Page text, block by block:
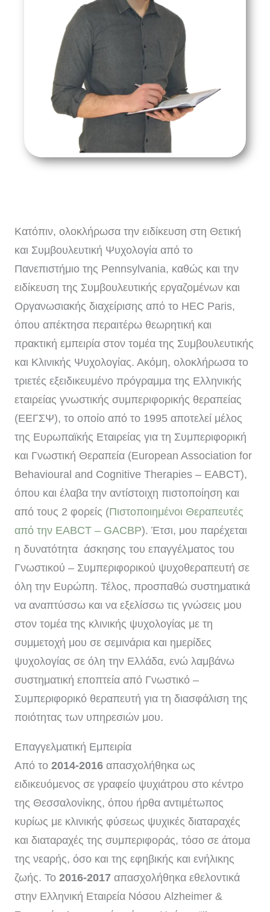
Κατόπιν, ολοκλήρωσα την ειδίκευση στη Θετική
και Συμβουλευτική Ψυχολογία από το
Πανεπιστήμιο της Pennsylvania, καθώς και την
ειδίκευση της Συμβουλευτικής εργαζομένων και
Οργανωσιακής διαχείρισης από το HEC Paris,
όπου απέκτησα περαιτέρω θεωρητική και
πρακτική εμπειρία στον τομέα της Συμβουλευτικής
και Κλινικής Ψυχολογίας. Ακόμη, ολοκλήρωσα το
τριετές εξειδικευμένο πρόγραμμα της Ελληνικής
εταιρείας γνωστικής συμπεριφορικής θεραπείας
(ΕΕΓΣΨ), το οποίο από το 1995 αποτελεί μέλος
της Ευρωπαϊκής Εταιρείας για τη Συμπεριφορική
και Γνωστική Θεραπεία (European Association for
Behavioural and Cognitive Therapies – EABCT),
όπου και έλαβα την αντίστοιχη πιστοποίηση και
από τους 2 φορείς (Πιστοποιημένοι Θεραπευτές
από την EABCT – GACBP). Έτσι, μου παρέχεται
η δυνατότητα άσκησης του επαγγέλματος του
Γνωστικού – Συμπεριφορικού ψυχοθεραπευτή σε
όλη την Ευρώπη. Τέλος, προσπαθώ συστηματικά
να αναπτύσσω και να εξελίσσω τις γνώσεις μου
στον τομέα της κλινικής ψυχολογίας με τη
συμμετοχή μου σε σεμινάρια και ημερίδες
ψυχολογίας σε όλη την Ελλάδα, ενώ λαμβάνω
συστηματική εποπτεία από Γνωστικό –
Συμπεριφορικό θεραπευτή για τη διασφάλιση της
ποιότητας των υπηρεσιών μου.
Επαγγελματική Εμπειρία
Από το 2014-2016 απασχολήθηκα ως
ειδικευόμενος σε γραφείο ψυχιάτρου στο κέντρο
της Θεσσαλονίκης, όπου ήρθα αντιμέτωπος
κυρίως με κλινικής φύσεως ψυχικές διαταραχές
και διαταραχές της συμπεριφοράς, τόσο σε άτομα
της νεαρής, όσο και της εφηβικής και ενήλικης
ζωής. Το 2016-2017 απασχολήθηκα εθελοντικά
στην Ελληνική Εταιρεία Νόσου Alzheimer &